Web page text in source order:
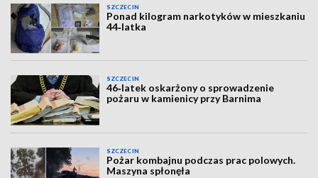
SZCZECIN
Ponad kilogram narkotyków w mieszkaniu
44‑latka
SZCZECIN
46‑latek oskarżony o sprowadzenie
pożaru w kamienicy przy Barnima
SZCZECIN
Pożar kombajnu podczas prac polowych.
Maszyna spłonęła